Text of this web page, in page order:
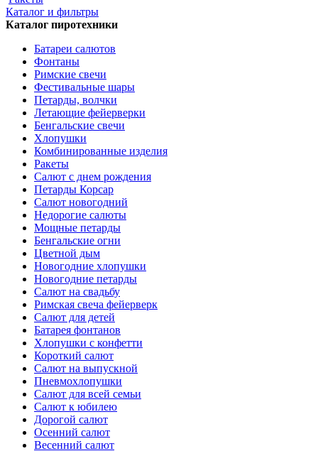
Каталог и фильтры
Каталог пиротехники
Батареи салютов
Фонтаны
Римские свечи
Фестивальные шары
Петарды, волчки
Летающие фейерверки
Бенгальские свечи
Хлопушки
Комбинированные изделия
Ракеты
Салют с днем рождения
Петарды Корсар
Салют новогодний
Недорогие салюты
Мощные петарды
Бенгальские огни
Цветной дым
Новогодние хлопушки
Новогодние петарды
Салют на свадьбу
Римская свеча фейерверк
Салют для детей
Батарея фонтанов
Хлопушки с конфетти
Короткий салют
Салют на выпускной
Пневмохлопушки
Салют для всей семьи
Салют к юбилею
Дорогой салют
Осенний салют
Весенний салют